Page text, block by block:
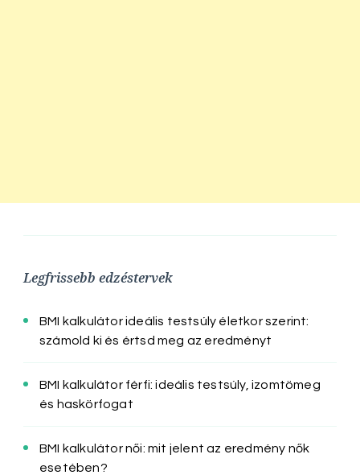
Legfrissebb edzéstervek
BMI kalkulátor ideális testsúly életkor szerint:
számold ki és értsd meg az eredményt
BMI kalkulátor férfi: ideális testsúly, izomtömeg
és haskörfogat
BMI kalkulátor női: mit jelent az eredmény nők
esetében?